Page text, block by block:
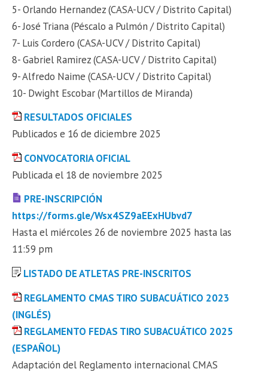
5- Orlando Hernandez (CASA-UCV / Distrito Capital)
6- José Triana (Péscalo a Pulmón / Distrito Capital)
7- Luis Cordero (CASA-UCV / Distrito Capital)
8- Gabriel Ramirez (CASA-UCV / Distrito Capital)
9- Alfredo Naime (CASA-UCV / Distrito Capital)
10- Dwight Escobar (Martillos de Miranda)
RESULTADOS OFICIALES
Publicados e 16 de diciembre 2025
CONVOCATORIA OFICIAL
Publicada el 18 de noviembre 2025
PRE-INSCRIPCIÓN
https://forms.gle/Wsx4SZ9aEExHUbvd7
Hasta el miércoles 26 de noviembre 2025 hasta las
11:59 pm
LISTADO DE ATLETAS PRE-INSCRITOS
REGLAMENTO CMAS TIRO SUBACUÁTICO 2023
(INGLÉS)
REGLAMENTO FEDAS TIRO SUBACUÁTICO 2025
(ESPAÑOL)
Adaptación del Reglamento internacional CMAS